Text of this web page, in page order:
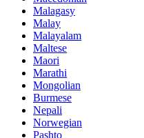
Malagasy
Malay
Malayalam
Maltese
Maori
Marathi
Mongolian
Burmese
Nepali
Norwegian
Pashto